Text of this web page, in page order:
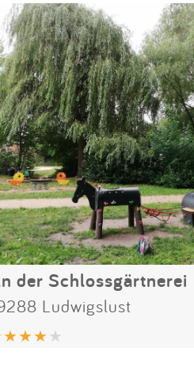
der Schlossgärtnerei
Ludwigslust